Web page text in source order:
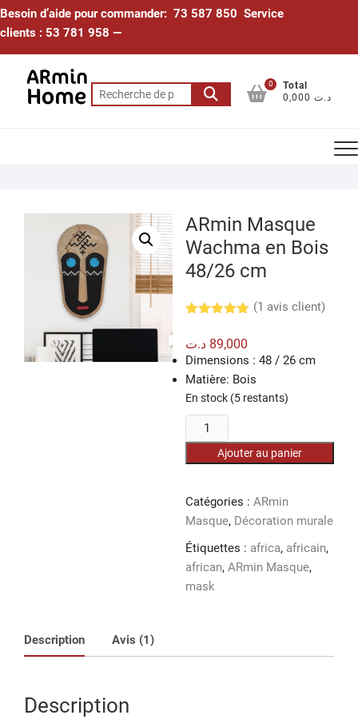
Skip
to
Besoin d’aide pour commander: 73 587 850 Service
clients : 53 781 958 —
Recherche
pour :
0
Total
0,000 د.ت
ARmin Masque
Wachma en Bois
48/26 cm
sur 5
basé sur
notation
client
(1 avis client)
89,000 د.ت
Dimensions : 48 / 26 cm
Matière: Bois
En stock (5 restants)
quantité
de
ARmin
Wachma
en
Bois
48/26
Ajouter au panier
Catégories : ARmin
Masque, Décoration murale
Étiquettes : africa, africain,
african, ARmin Masque,
mask
Description Avis (1)
Description